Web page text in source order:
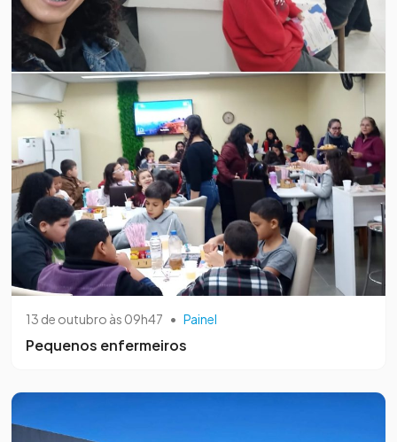
13 de outubro às 09h47 • Painel
Pequenos enfermeiros